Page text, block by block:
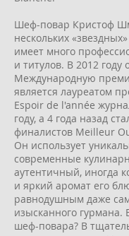
Шеф-повар Кристоф
нескольких
имеет много
и титулов. В 2012 году
Международную
является лауреатом
Espoir de l'année
году, а 4 года назад
финалистов Meilleur
Он использует
современные
аутентичный, иногда
и яркий аромат его
равнодушным даже
изысканного гурмана.
шеф-повара? В